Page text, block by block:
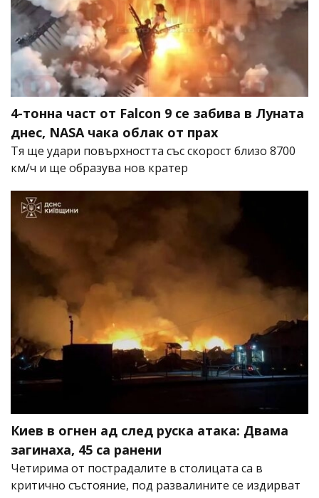
4-тонна част от Falcon 9 се забива в Луната
днес, NASA чака облак от прах
Тя ще удари повърхността със скорост близо 8700
км/ч и ще образува нов кратер
Киев в огнен ад след руска атака: Двама
загинаха, 45 са ранени
Четирима от пострадалите в столицата са в
критично състояние, под развалините се издирват